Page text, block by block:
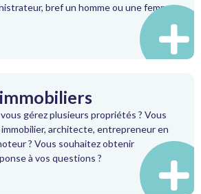
bref un homme ou une femme
gérez plusieurs propriétés ? Vous
architecte, entrepreneur en
? Vous souhaitez obtenir
à vos questions ?